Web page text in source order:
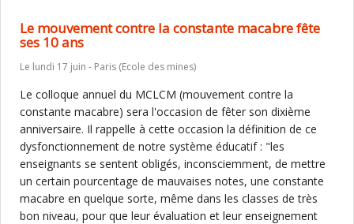
Le mouvement contre la constante macabre fête
ses 10 ans
Le lundi 17 juin - Paris (Ecole des mines)
Le colloque annuel du MCLCM (mouvement contre la
constante macabre) sera l'occasion de fêter son dixième
anniversaire. Il rappelle à cette occasion la définition de ce
dysfonctionnement de notre système éducatif : "les
enseignants se sentent obligés, inconsciemment, de mettre
un certain pourcentage de mauvaises notes, une constante
macabre en quelque sorte, même dans les classes de très
bon niveau, pour que leur évaluation et leur enseignement